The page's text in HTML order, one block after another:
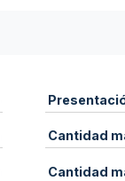
Cantidad
Cantidad